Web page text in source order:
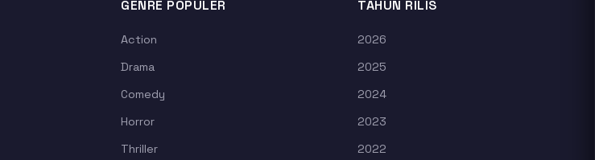
GENRE POPULER
Action
Drama
Comedy
Horror
Thriller
TAHUN RILIS
2026
2025
2024
2023
2022